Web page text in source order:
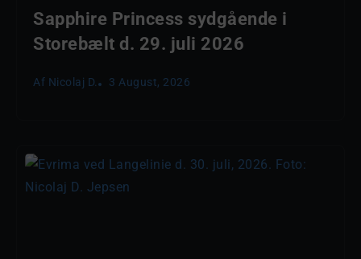
Sapphire Princess sydgående i
Storebælt d. 29. juli 2026
Af Nicolaj D. 3 August, 2026